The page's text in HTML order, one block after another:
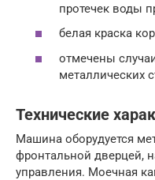
протечек воды
белая краска
отмечены
металлических
Технические
Машина оборудуется
фронтальной дверцей,
управления. Моечная